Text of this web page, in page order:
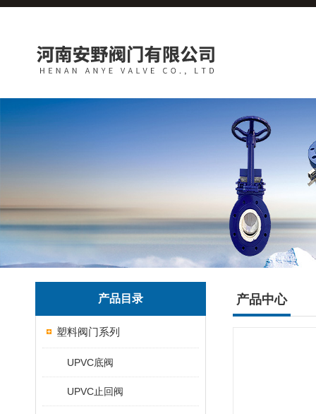
产品目录
塑料阀门系列
UPVC底阀
UPVC止回阀
产品中心